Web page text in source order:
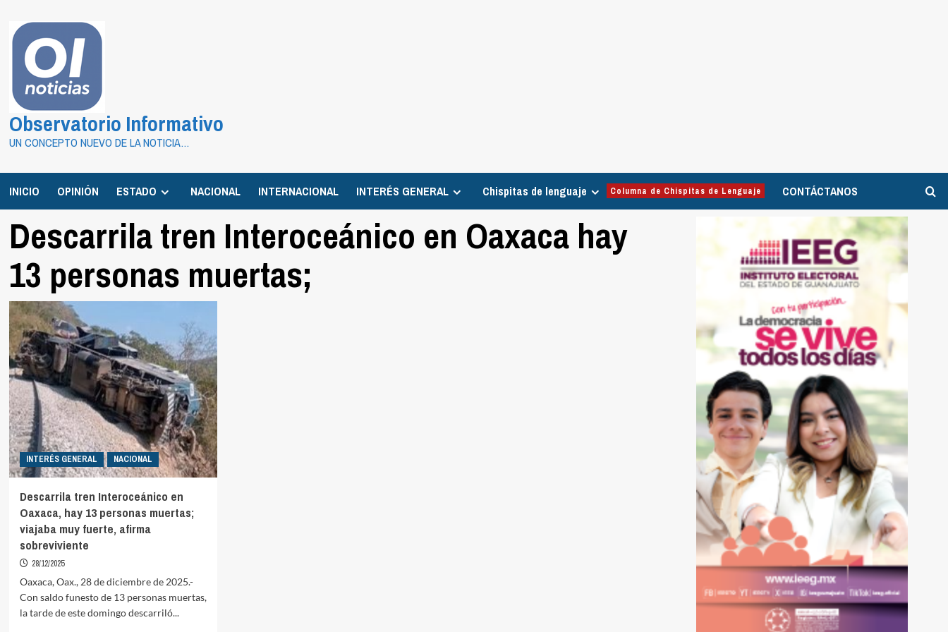
contenido
Observatorio Informativo
UN CONCEPTO NUEVO DE LA NOTICIA…
INICIO OPINIÓN ESTADO NACIONAL INTERNACIONAL INTERÉS GENERAL Chispitas de lenguaje Columna de Chispitas de Lenguaje CONTÁCTANOS
Descarrila tren Interoceánico en Oaxaca hay
13 personas muertas;
INTERÉS GENERAL NACIONAL
Descarrila tren Interoceánico en
Oaxaca, hay 13 personas muertas;
viajaba muy fuerte, afirma
sobreviviente
28/12/2025
Oaxaca, Oax., 28 de diciembre de 2025.-
Con saldo funesto de 13 personas muertas,
la tarde de este domingo descarriló...